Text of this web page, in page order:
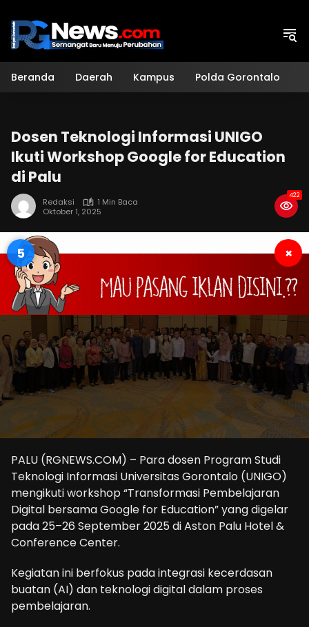
konten
Beranda Daerah Kampus Polda Gorontalo
Dosen Teknologi Informasi UNIGO
Ikuti Workshop Google for Education
di Palu
Redaksi
1 Min Baca
Oktober 1, 2025
422
4 ×
PALU (RGNEWS.COM) – Para dosen Program Studi
Teknologi Informasi Universitas Gorontalo (UNIGO)
mengikuti workshop “Transformasi Pembelajaran
Digital bersama Google for Education” yang digelar
pada 25–26 September 2025 di Aston Palu Hotel &
Conference Center.
Kegiatan ini berfokus pada integrasi kecerdasan
buatan (AI) dan teknologi digital dalam proses
pembelajaran.